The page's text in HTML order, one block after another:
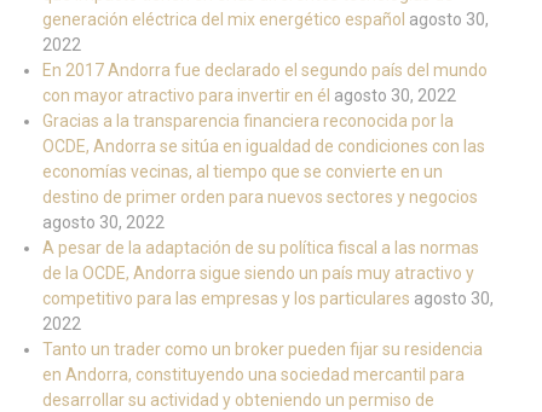
generación eléctrica del mix energético español agosto 30,
2022
En 2017 Andorra fue declarado el segundo país del mundo
con mayor atractivo para invertir en él agosto 30, 2022
Gracias a la transparencia financiera reconocida por la
OCDE, Andorra se sitúa en igualdad de condiciones con las
economías vecinas, al tiempo que se convierte en un
destino de primer orden para nuevos sectores y negocios
agosto 30, 2022
A pesar de la adaptación de su política fiscal a las normas
de la OCDE, Andorra sigue siendo un país muy atractivo y
competitivo para las empresas y los particulares agosto 30,
2022
Tanto un trader como un broker pueden fijar su residencia
en Andorra, constituyendo una sociedad mercantil para
desarrollar su actividad y obteniendo un permiso de